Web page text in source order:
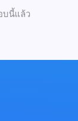
บนี้แล้ว